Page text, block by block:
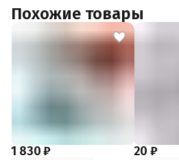
Похожие товары
1 830 ₽ 20 ₽